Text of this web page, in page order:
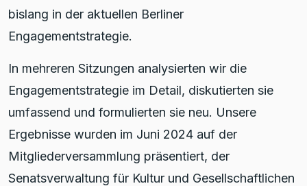
bislang in der aktuellen Berliner
Engagementstrategie.
In mehreren Sitzungen analysierten wir die
Engagementstrategie im Detail, diskutierten sie
umfassend und formulierten sie neu. Unsere
Ergebnisse wurden im Juni 2024 auf der
Mitgliederversammlung präsentiert, der
Senatsverwaltung für Kultur und Gesellschaftlichen